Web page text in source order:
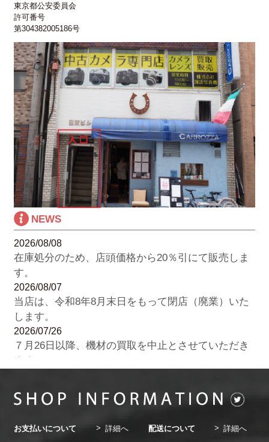
東京都公安委員会
許可番号
第304382005186号
NEWS
2026/08/08
在庫処分のため、店頭価格から20％引にて販売しま
す。
2026/08/07
当店は、令和8年8月末日をもって閉店（廃業）いた
します。
2026/07/26
７月26日以降、機材の買取を中止とさせていただき
ます。
8月の休業日のお知らせ。8月3日（月）・７日
（金）・10日（月）・14日（金）・17日（月）・21
2026/06/20
お支払いについて 詳細へ 配送について 詳細へ